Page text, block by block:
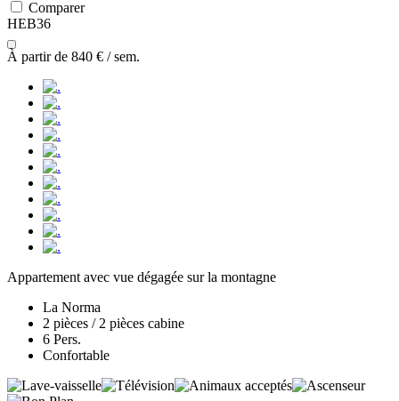
Comparer
HEB36
À partir de 840 € / sem.
Appartement avec vue dégagée sur la montagne
La Norma
2 pièces / 2 pièces cabine
6 Pers.
Confortable